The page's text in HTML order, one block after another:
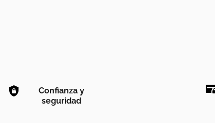
Confianza y
seguridad